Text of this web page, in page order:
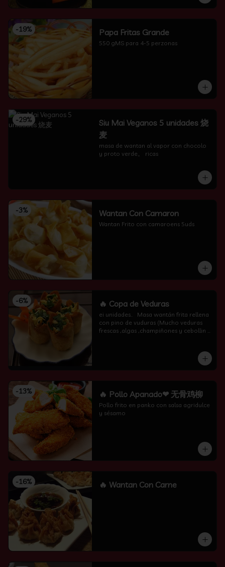
-19% Papa Fritas Grande
550 gMS para 4-5 perzonas
-29%
Siu Mai Veganos 5 unidades 烧
麦
masa de wantan al vapor con chocolo
y proto verde。 ricas
-3% Wantan Con Camaron
Wantan Frito con camaroens 5uds
-6% 🔥 Copa de Veduras
ei unidades..   Masa wantán frita rellena
con pino de vuduras (Mucho veduras
frescas ,algas ,champiñones y cebollin
-13% 🔥 Pollo Apanado❤ 无骨鸡柳
Pollo frito en panko con salsa agridulce
y sésamo
-16% 🔥 Wantan Con Carne